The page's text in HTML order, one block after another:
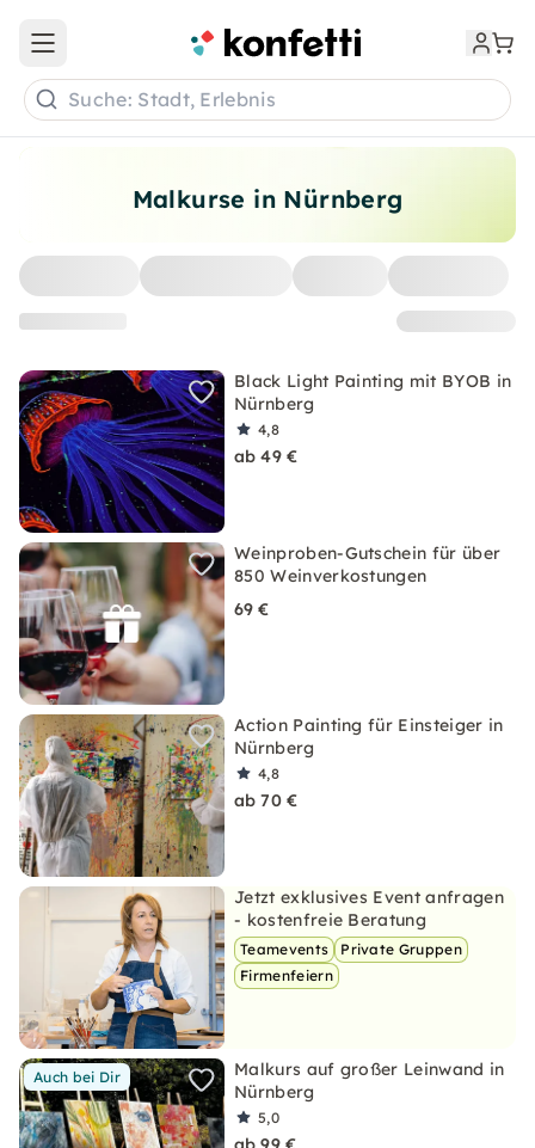
Malkurse in Nürnberg
Black Light Painting mit BYOB in
Nürnberg
4,8
ab 49 €
Weinproben-Gutschein für über
850 Weinverkostungen
69 €
Action Painting für Einsteiger in
Nürnberg
4,8
ab 70 €
Jetzt exklusives Event anfragen
- kostenfreie Beratung
Teamevents
Private Gruppen
Firmenfeiern
Auch bei Dir
Malkurs auf großer Leinwand in
Nürnberg
5,0
Open main menu
Suche: Stadt, Erlebnis